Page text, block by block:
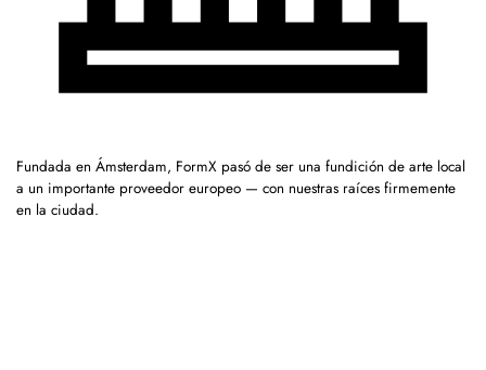
Fundada en Ámsterdam, FormX pasó de ser una fundición de arte local
a un importante proveedor europeo — con nuestras raíces firmemente
en la ciudad.